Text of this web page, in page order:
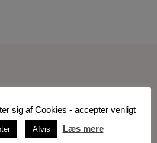
og accessories.
sig af Cookies - accepter venligt
Afvis Læs mere